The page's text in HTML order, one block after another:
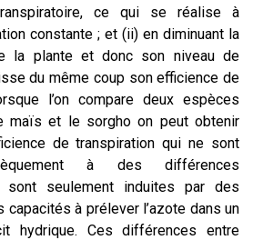
ce qui se réalise à
constante ; et (ii) en diminuant la
la plante et donc son niveau de
du même coup son efficience de
l’on compare deux espèces
maïs et le sorgho on peut obtenir
de transpiration qui ne sont
à des différences
sont seulement induites par des
à prélever l’azote dans un
hydrique. Ces différences entre